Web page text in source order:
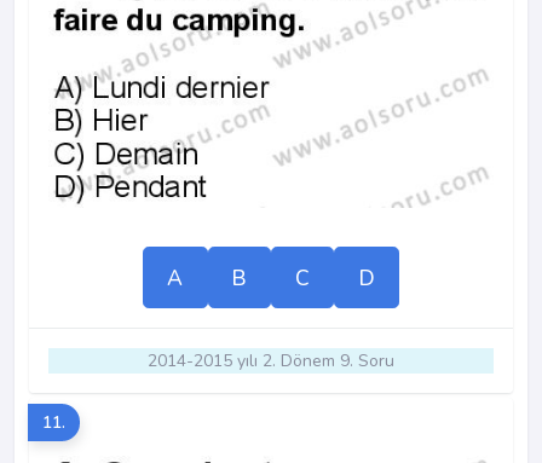
A B C D
2014-2015 yılı 2. Dönem 9. Soru
11.